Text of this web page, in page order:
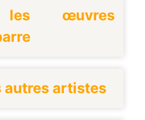
les œuvres
autres artistes